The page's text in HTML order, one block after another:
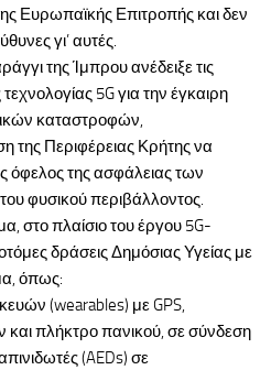
Ευρωπαϊκής Επιτροπής και δεν
γι’ αυτές.
της Ίμπρου ανέδειξε τις
5G για την έγκαιρη
καταστροφών,
της Περιφέρειας Κρήτης να
όφελος της ασφάλειας των
φυσικού περιβάλλοντος.
στο πλαίσιο του έργου 5G-
δράσεις Δημόσιας Υγείας με
όπως:
(wearables) με GPS,
πλήκτρο πανικού, σε σύνδεση
(AEDs) σε